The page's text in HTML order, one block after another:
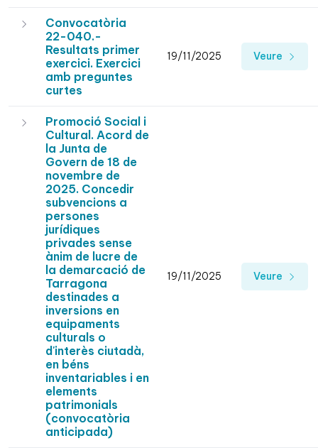
Convocatòria
22-040.-
Resultats primer
exercici. Exercici
amb preguntes
curtes
19/11/2025 Veure
Promoció Social i
Cultural. Acord de
la Junta de
Govern de 18 de
novembre de
2025. Concedir
subvencions a
persones
jurídiques
privades sense
ànim de lucre de
la demarcació de
Tarragona
destinades a
inversions en
equipaments
culturals o
d'interès ciutadà,
en béns
inventariables i en
elements
patrimonials
(convocatòria
anticipada)
19/11/2025 Veure